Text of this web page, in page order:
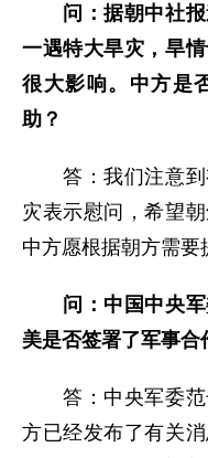
问：据朝中社
一遇特大旱灾，旱
很大影响。中方是
助？
答：我们注意到
灾表示慰问，希望
中方愿根据朝方需要
问：中国中央
美是否签署了军事合
答：中央军委范
方已经发布了有关